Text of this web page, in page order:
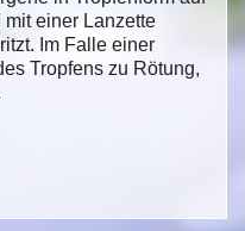
einer Lanzette
Im Falle einer
Tropfens zu Rötung,